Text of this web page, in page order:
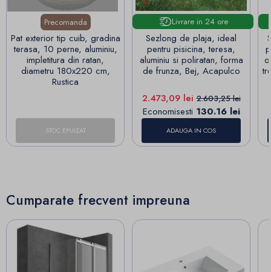
Precomanda
Pat exterior tip cuib, gradina
terasa, 10 perne, aluminiu,
impletitura din ratan,
diametru 180x220 cm,
Rustica
STOC EPUIZAT
Livrare in 24 ore
Sezlong de plaja, ideal
pentru pisicina, teresa,
aluminiu si poliratan, forma
de frunza, Bej, Acapulco
Pret
2.473,09 leiPret de baza
2.603,25 lei
Economisesti 130.16 lei
ADAUGA IN COS
Cumparate frecvent impreuna